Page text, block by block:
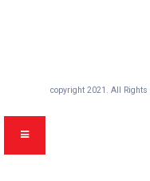
עבור עידו איז'ק © copyright 2021. All Rights